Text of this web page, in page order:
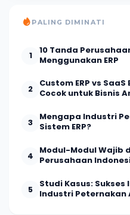
PALING DIMINATI
1
10 Tanda
Menggunakan ERP
2
Custom ERP vs
Cocok untuk Bisnis
3
Mengapa Industri
Sistem ERP?
4
Modul-Modul Wajib
Perusahaan
5
Studi Kasus: Sukses
Industri Peternakan